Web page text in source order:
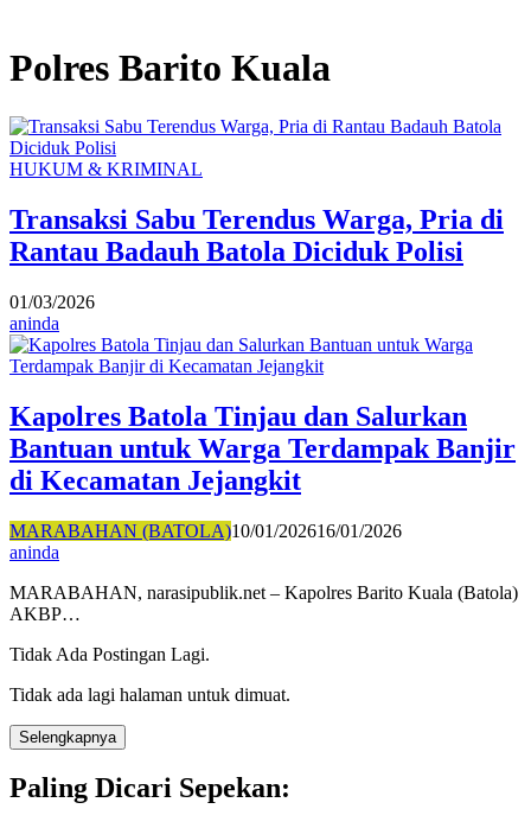
Polres Barito Kuala
HUKUM & KRIMINAL
Transaksi Sabu Terendus Warga, Pria di
Rantau Badauh Batola Diciduk Polisi
01/03/2026
aninda
Kapolres Batola Tinjau dan Salurkan
Bantuan untuk Warga Terdampak Banjir
di Kecamatan Jejangkit
MARABAHAN (BATOLA)10/01/202616/01/2026
aninda
MARABAHAN, narasipublik.net – Kapolres Barito Kuala (Batola)
AKBP…
Tidak Ada Postingan Lagi.
Tidak ada lagi halaman untuk dimuat.
Selengkapnya
Paling Dicari Sepekan: